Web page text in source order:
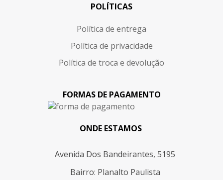
POLÍTICAS
Política de entrega
Política de privacidade
Política de troca e devolução
FORMAS DE PAGAMENTO
ONDE ESTAMOS
Avenida Dos Bandeirantes, 5195
Bairro: Planalto Paulista